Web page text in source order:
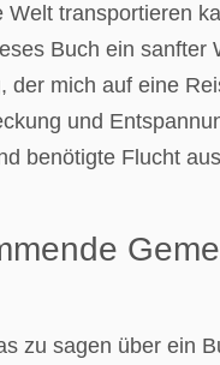
Welt transportieren
Buch ein sanfter
der mich auf eine
und
benötigte Flucht
zu sagen über ein